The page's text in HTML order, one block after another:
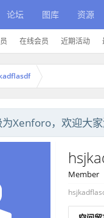
论坛 图库 资源
在线会员 近期活动
Xenforo，欢迎大家
Member